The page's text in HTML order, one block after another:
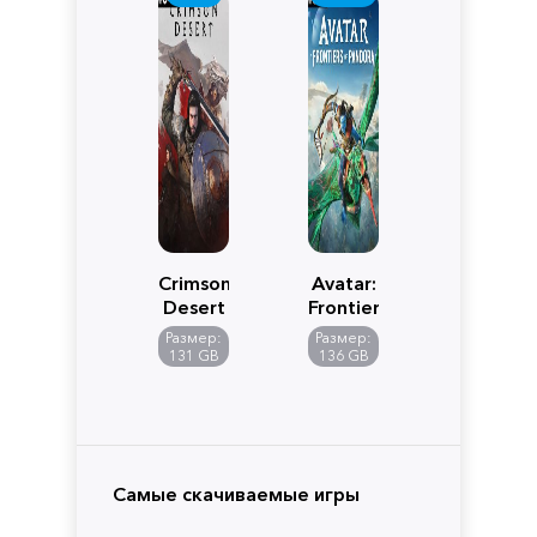
Crimson
Desert
Размер:
131 GB
Avatar:
Frontiers
of
Pandora
Размер:
136 GB
Самые скачиваемые игры